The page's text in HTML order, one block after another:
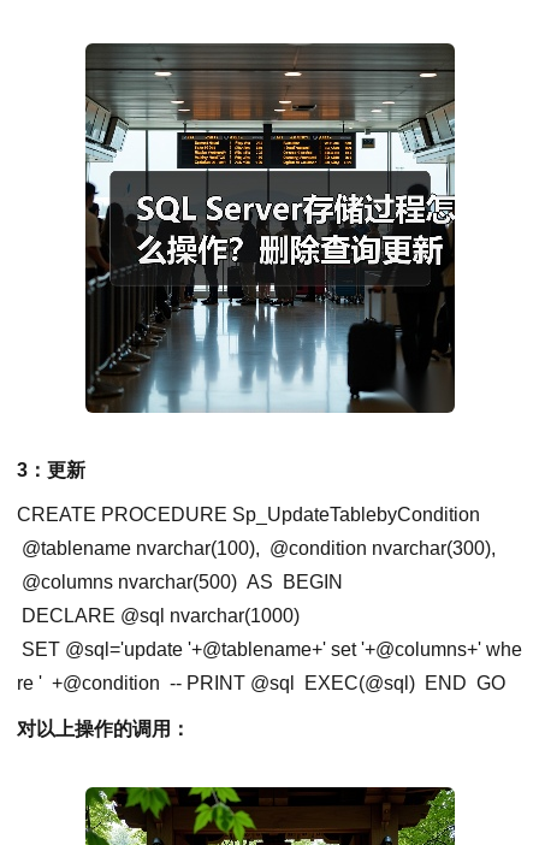
3：更新
CREATE PROCEDURE Sp_UpdateTablebyCondition
@tablename nvarchar(100), @condition nvarchar(300),
@columns nvarchar(500) AS
BEGIN
DECLARE @sql nvarchar(1000)
SET @sql ='update '+@tablename+' set '+@columns+' whe
re ' +@condition -- PRINT @sql EXEC(@sql) END GO
对以上操作的调用：